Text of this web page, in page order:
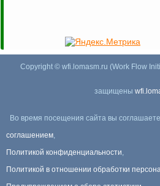
Copyright © wfi.lomasm.ru (Work Flow
защищены
Во время посещения сайта вы
соглашением,
Политикой конфиденциальности,
Политикой в отношении обработки